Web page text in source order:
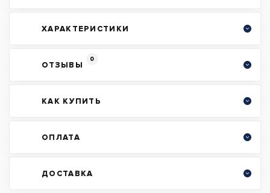
ХАРАКТЕРИСТИКИ
ОТЗЫВЫ
0
КАК КУПИТЬ
ОПЛАТА
ДОСТАВКА